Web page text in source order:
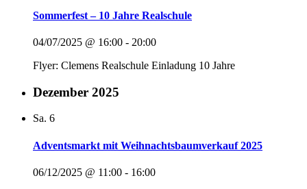
Sommerfest – 10 Jahre Realschule
04/07/2025 @ 16:00 - 20:00
Flyer: Clemens Realschule Einladung 10 Jahre
Dezember 2025
Sa. 6
Adventsmarkt mit Weihnachtsbaumverkauf 2025
06/12/2025 @ 11:00 - 16:00